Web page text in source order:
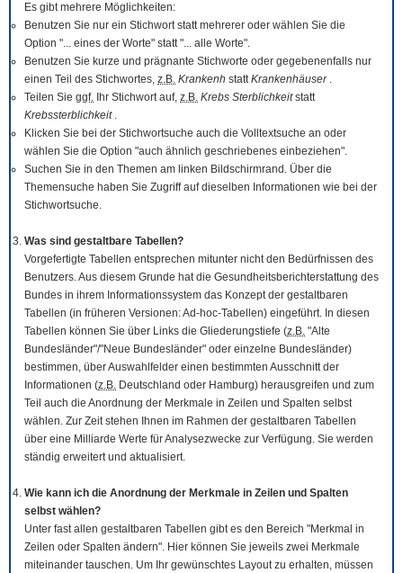
Es gibt mehrere Möglichkeiten:
Benutzen Sie nur ein Stichwort statt mehrerer oder wählen Sie die
Option "... eines der Worte" statt "... alle Worte".
Benutzen Sie kurze und prägnante Stichworte oder gegebenenfalls nur
einen Teil des Stichwortes, z.B. Krankenh stattKrankenhäuser .
Teilen Sie ggf. Ihr Stichwort auf, z.B. Krebs Sterblichkeitstatt
Krebssterblichkeit .
Klicken Sie bei der Stichwortsuche auch die Volltextsuche an oder
wählen Sie die Option "auch ähnlich geschriebenes einbeziehen".
Suchen Sie in den Themen am linken Bildschirmrand. Über die
Themensuche haben Sie Zugriff auf dieselben Informationen wie bei der
Stichwortsuche.
Was sind gestaltbare Tabellen?
Vorgefertigte Tabellen entsprechen mitunter nicht den Bedürfnissen des
Benutzers. Aus diesem Grunde hat die Gesundheitsberichterstattung des
Bundes in ihrem Informationssystem das Konzept der gestaltbaren
Tabellen (in früheren Versionen: Ad-hoc-Tabellen) eingeführt. In diesen
Tabellen können Sie über Links die Gliederungstiefe (z.B. "Alte
Bundesländer"/"Neue Bundesländer" oder einzelne Bundesländer)
bestimmen, über Auswahlfelder einen bestimmten Ausschnitt der
Informationen (z.B. Deutschland oder Hamburg) herausgreifen und zum
Teil auch die Anordnung der Merkmale in Zeilen und Spalten selbst
wählen. Zur Zeit stehen Ihnen im Rahmen der gestaltbaren Tabellen
über eine Milliarde Werte für Analysezwecke zur Verfügung. Sie werden
ständig erweitert und aktualisiert.
Wie kann ich die Anordnung der Merkmale in Zeilen und Spalten
selbst wählen?
Unter fast allen gestaltbaren Tabellen gibt es den Bereich "Merkmal in
Zeilen oder Spalten ändern". Hier können Sie jeweils zwei Merkmale
miteinander tauschen. Um Ihr gewünschtes Layout zu erhalten, müssen